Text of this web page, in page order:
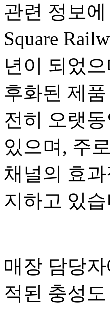
관련 정보에
Square
년이 되었
후화된 제
전히 오랫
있으며, 주
채널의 효
지하고 있
매장 담당
적된 충성